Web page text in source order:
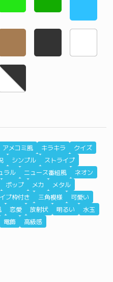
アメコミ風 キラキラ
クイズ
シンプル
ストライプ
ラル ニュース番組風
ネオン
ポップ メカ
メタル
プ枠付き 三角模様
可愛い
恋愛 放射状 明るい
水玉
電飾 高級感